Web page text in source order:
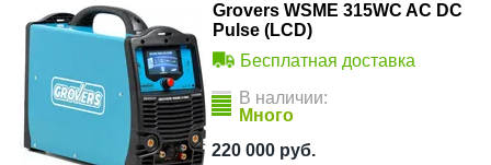
Grovers WSME 315WC AC DC
Pulse (LCD)
Бесплатная доставка
В наличии:
Много
220 000 руб.